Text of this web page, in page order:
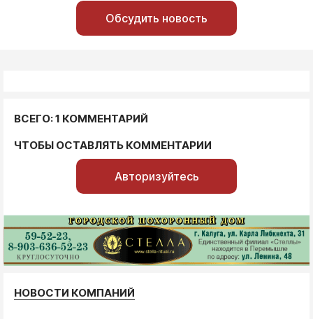
Обсудить новость
ВСЕГО: 1 КОММЕНТАРИЙ
ЧТОБЫ ОСТАВЛЯТЬ КОММЕНТАРИИ
Авторизуйтесь
НОВОСТИ КОМПАНИЙ